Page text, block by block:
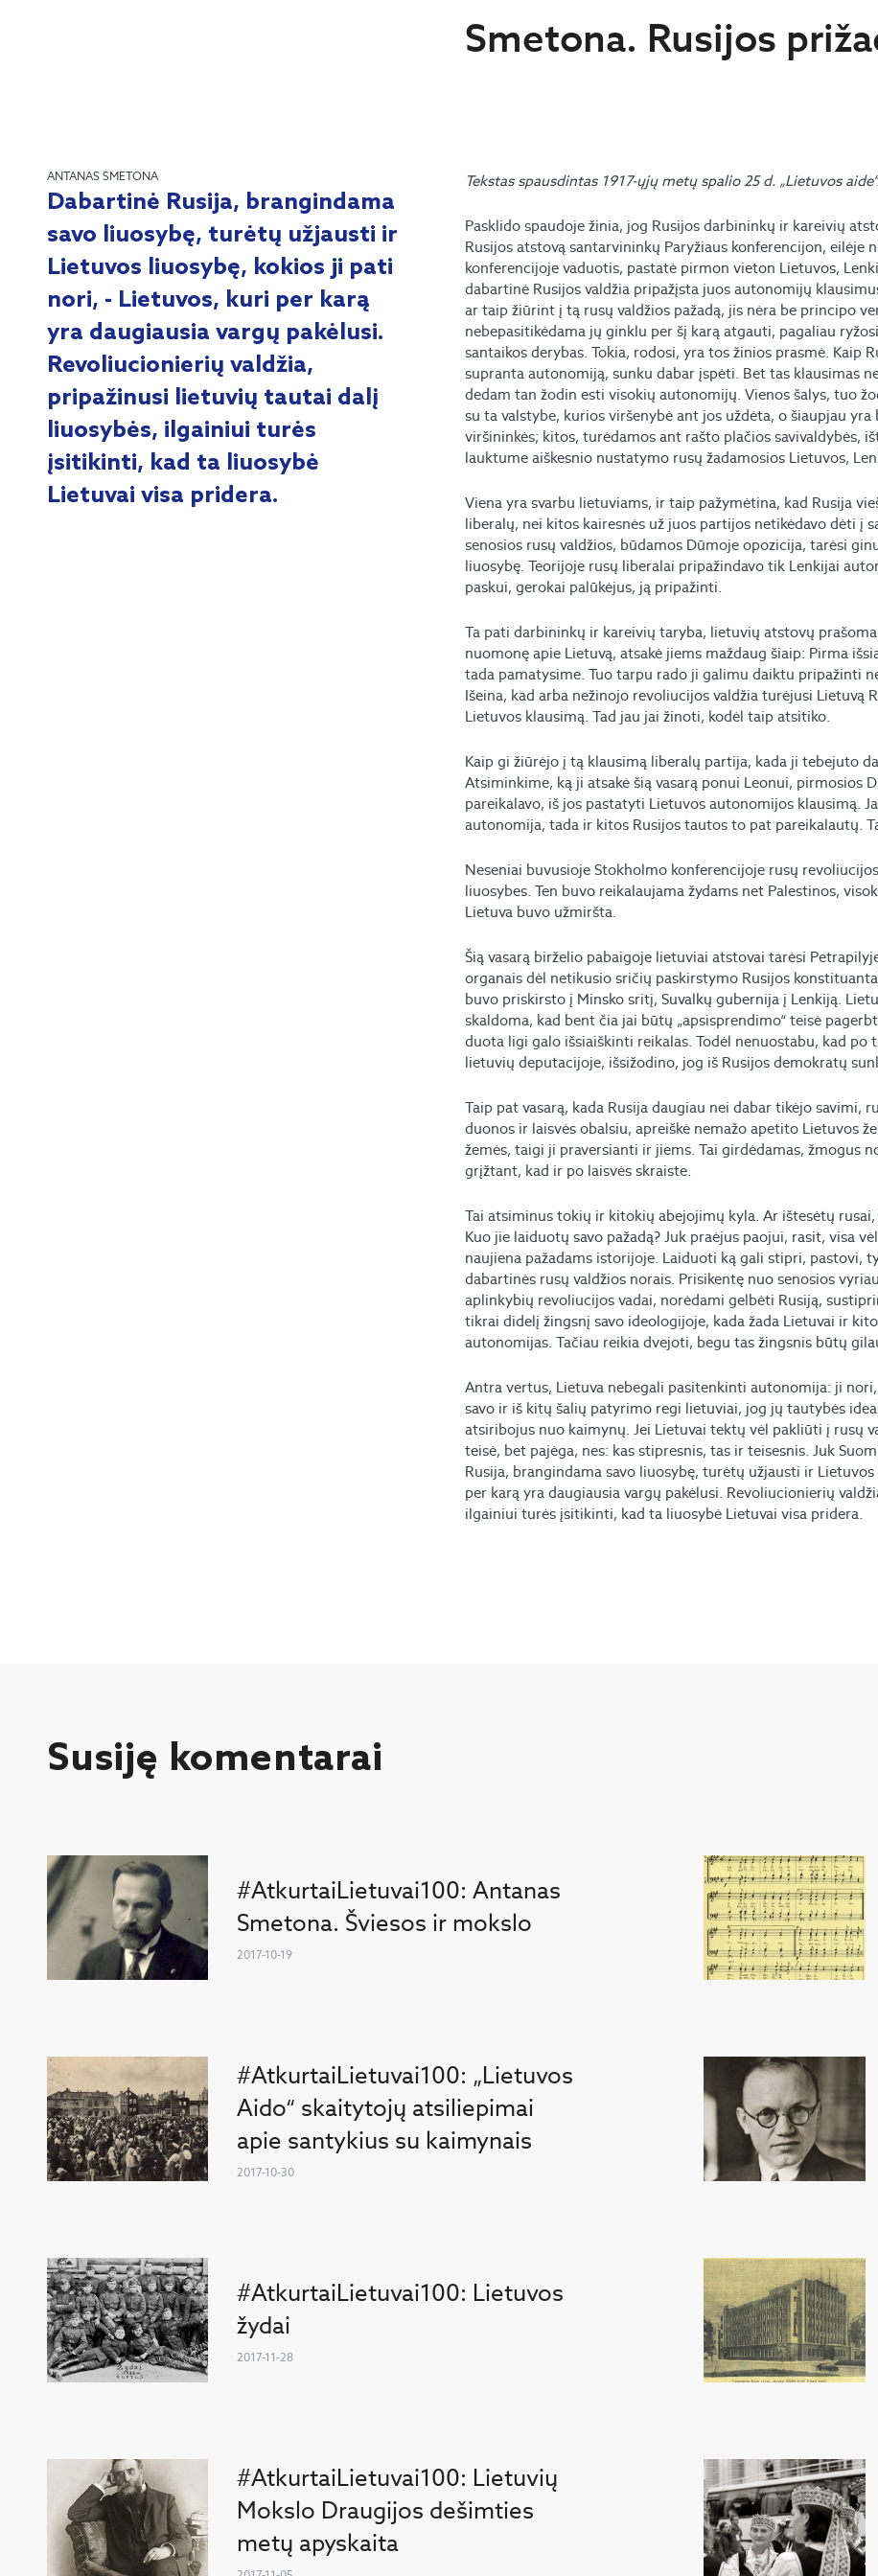
Smetona. Rusijos
ANTANAS SMETONA
Dabartinė Rusija, brangindama
savo liuosybę, turėtų užjausti ir
Lietuvos liuosybę, kokios ji pati
nori, - Lietuvos, kuri per karą
yra daugiausia vargų pakėlusi.
Revoliucionierių valdžia,
pripažinusi lietuvių tautai dalį
liuosybės, ilgainiui turės
įsitikinti, kad ta liuosybė
Lietuvai visa pridera.
Tekstas spausdintas 1917-ųjų metų spalio 25 d. „Lietuvos
Pasklido spaudoje žinia, jog Rusijos darbininkų ir kareivių
Rusijos atstovą santarvininkų Paryžiaus konferencijon,
konferencijoje vaduotis, pastatė pirmon vieton Lietuvos,
dabartinė Rusijos valdžia pripažįsta juos autonomijų
ar taip žiūrint į tą rusų valdžios pažadą, jis nėra be principo
nebepasitikėdama jų ginklu per šį karą atgauti, pagaliau
santaikos derybas. Tokia, rodosi, yra tos žinios prasmė. Kaip
supranta autonomiją, sunku dabar įspėti. Bet tas klausimas
dedam tan žodin esti visokių autonomijų. Vienos šalys, tuo
su ta valstybe, kurios viršenybė ant jos uždėta, o šiaupjau
viršininkės; kitos, turėdamos ant rašto plačios savivaldybės,
lauktume aiškesnio nustatymo rusų žadamosios Lietuvos,
Viena yra svarbu lietuviams, ir taip pažymėtina, kad Rusija
liberalų, nei kitos kairesnės už juos partijos netikėdavo dėti į
senosios rusų valdžios, būdamos Dūmoje opozicija, tarėsi
liuosybę. Teorijoje rusų liberalai pripažindavo tik Lenkijai
paskui, gerokai palūkėjus, ją pripažinti.
Ta pati darbininkų ir kareivių taryba, lietuvių atstovų
nuomonę apie Lietuvą, atsakė jiems maždaug šiaip: Pirma
tada pamatysime. Tuo tarpu rado ji galimu daiktu pripažinti
Išeina, kad arba nežinojo revoliucijos valdžia turėjusi Lietuvą
Lietuvos klausimą. Tad jau jai žinoti, kodėl taip atsitiko.
Kaip gi žiūrėjo į tą klausimą liberalų partija, kada ji tebejuto
Atsiminkime, ką ji atsakė šią vasarą ponui Leonui, pirmosios
pareikalavo, iš jos pastatyti Lietuvos autonomijos klausimą.
autonomija, tada ir kitos Rusijos tautos to pat pareikalautų.
Neseniai buvusioje Stokholmo konferencijoje rusų
liuosybes. Ten buvo reikalaujama žydams net Palestinos,
Lietuva buvo užmiršta.
Šią vasarą birželio pabaigoje lietuviai atstovai tarėsi
organais dėl netikusio sričių paskirstymo Rusijos
buvo priskirsto į Minsko sritį, Suvalkų gubernija į Lenkiją.
skaldoma, kad bent čia jai būtų „apsisprendimo“ teisė
duota ligi galo išsiaiškinti reikalas. Todėl nenuostabu, kad po
lietuvių deputacijoje, išsižodino, jog iš Rusijos demokratų
Taip pat vasarą, kada Rusija daugiau nei dabar tikėjo savimi,
duonos ir laisvės obalsiu, apreiškė nemažo apetito Lietuvos
žemės, taigi ji praversianti ir jiems. Tai girdėdamas, žmogus
grįžtant, kad ir po laisvės skraiste.
Tai atsiminus tokių ir kitokių abejojimų kyla. Ar ištesėtų
Kuo jie laiduotų savo pažadą? Juk praėjus paojui, rasit, visa
naujiena pažadams istorijoje. Laiduoti ką gali stipri, pastovi,
dabartinės rusų valdžios norais. Prisikentę nuo senosios
aplinkybių revoliucijos vadai, norėdami gelbėti Rusiją,
tikrai didelį žingsnį savo ideologijoje, kada žada Lietuvai ir
autonomijas. Tačiau reikia dvejoti, begu tas žingsnis būtų
Antra vertus, Lietuva nebegali pasitenkinti autonomija: ji
savo ir iš kitų šalių patyrimo regi lietuviai, jog jų tautybės
atsiribojus nuo kaimynų. Jei Lietuvai tektų vėl pakliūti į rusų
teisė, bet pajėga, nes: kas stipresnis, tas ir teisesnis. Juk
Rusija, brangindama savo liuosybę, turėtų užjausti ir
per karą yra daugiausia vargų pakėlusi. Revoliucionierių
ilgainiui turės įsitikinti, kad ta liuosybė Lietuvai visa pridera.
Susiję komentarai
#AtkurtaiLietuvai100: Antanas
Smetona. Šviesos ir mokslo
2017-10-19
#AtkurtaiLietuvai100: „Lietuvos
Aido“ skaitytojų atsiliepimai
apie santykius su kaimynais
2017-10-30
#AtkurtaiLietuvai100: Lietuvos
žydai
2017-11-28
#AtkurtaiLietuvai100: Lietuvių
Mokslo Draugijos dešimties
metų apyskaita